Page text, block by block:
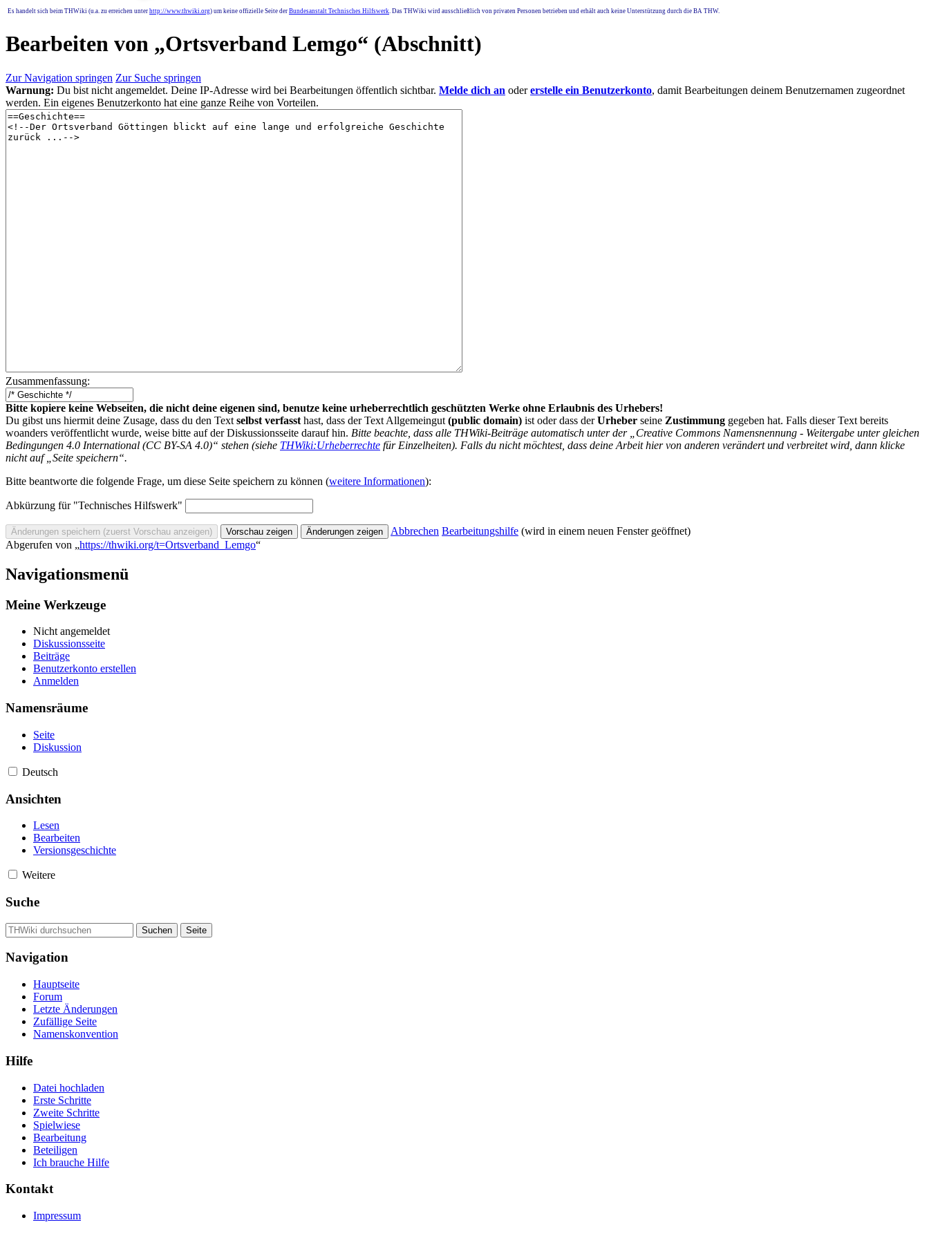
Es handelt sich beim THWiki (u.a. zu erreichen unter http://www.thwiki.org) um keine offizielle Seite der Bundesanstalt Technisches Hilfswerk. Das THWiki wird ausschließlich von privaten Personen betrieben und erhält auch keine Unterstützung durch die BA THW.
Bearbeiten von „Ortsverband Lemgo“ (Abschnitt)
Zur Navigation springen Zur Suche springen
Warnung: Du bist nicht angemeldet. Deine IP-Adresse wird bei Bearbeitungen öffentlich sichtbar. Melde dich an odererstelle ein Benutzerkonto, damit Bearbeitungen deinem Benutzernamen zugeordnet
werden. Ein eigenes Benutzerkonto hat eine ganze Reihe von Vorteilen.
Zusammenfassung:
Bitte kopiere keine Webseiten, die nicht deine eigenen sind, benutze keine urheberrechtlich geschützten Werke ohne Erlaubnis des Urhebers!
Du gibst uns hiermit deine Zusage, dass du den Text selbst verfasst hast, dass der Text Allgemeingut (public domain) ist oder dass derUrheber seine Zustimmung gegeben hat. Falls dieser Text bereits
woanders veröffentlicht wurde, weise bitte auf der Diskussionsseite darauf hin. Bitte beachte, dass alle THWiki-Beiträge automatisch unter der „Creative Commons Namensnennung - Weitergabe unter gleichen
Bedingungen 4.0 International (CC BY-SA 4.0)“ stehen (siehe THWiki:Urheberrechte für Einzelheiten). Falls du nicht möchtest, dass deine Arbeit hier von anderen verändert und verbreitet wird, dann klicke
nicht auf „Seite speichern“.
Bitte beantworte die folgende Frage, um diese Seite speichern zu können (weitere Informationen):
Abkürzung für "Technisches Hilfswerk"
Abbrechen Bearbeitungshilfe (wird in einem neuen Fenster geöffnet)
Abgerufen von „https://thwiki.org/t=Ortsverband_Lemgo“
Navigationsmenü
Meine Werkzeuge
Nicht angemeldet
Diskussionsseite
Beiträge
Benutzerkonto erstellen
Anmelden
Namensräume
Seite
Diskussion
Deutsch
Ansichten
Lesen
Bearbeiten
Versionsgeschichte
Weitere
Suche
Navigation
Hauptseite
Forum
Letzte Änderungen
Zufällige Seite
Namenskonvention
Hilfe
Datei hochladen
Erste Schritte
Zweite Schritte
Spielwiese
Bearbeitung
Beteiligen
Ich brauche Hilfe
Kontakt
Impressum